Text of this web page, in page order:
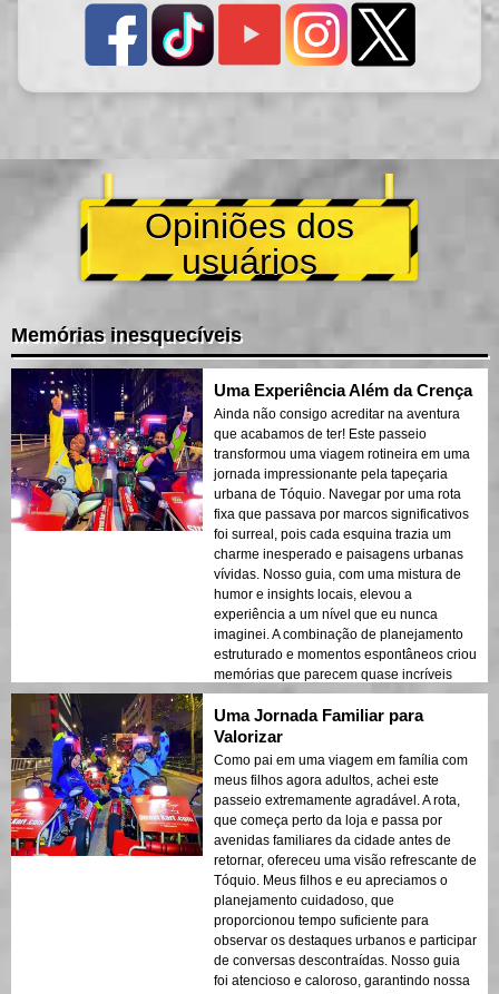
Opiniões dos
usuários
Memórias inesquecíveis
Uma Experiência Além da Crença
Ainda não consigo acreditar na aventura
que acabamos de ter! Este passeio
transformou uma viagem rotineira em uma
jornada impressionante pela tapeçaria
urbana de Tóquio. Navegar por uma rota
fixa que passava por marcos significativos
foi surreal, pois cada esquina trazia um
charme inesperado e paisagens urbanas
vívidas. Nosso guia, com uma mistura de
humor e insights locais, elevou a
experiência a um nível que eu nunca
imaginei. A combinação de planejamento
estruturado e momentos espontâneos criou
memórias que parecem quase incríveis
demais para serem reais.
Uma Jornada Familiar para
Valorizar
Como pai em uma viagem em família com
meus filhos agora adultos, achei este
passeio extremamente agradável. A rota,
que começa perto da loja e passa por
avenidas familiares da cidade antes de
retornar, ofereceu uma visão refrescante de
Tóquio. Meus filhos e eu apreciamos o
planejamento cuidadoso, que
proporcionou tempo suficiente para
observar os destaques urbanos e participar
de conversas descontraídas. Nosso guia
foi atencioso e caloroso, garantindo nossa